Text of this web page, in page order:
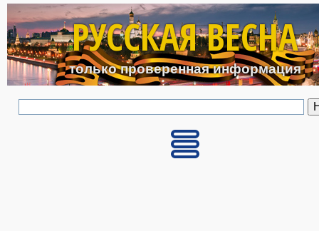
Перейти к основному
РУССКАЯ ВЕСНА
только проверенная информация